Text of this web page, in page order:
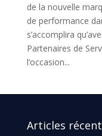
de la nouvelle
de performance
s’accomplira
Partenaires de
l’occasion...
Articles